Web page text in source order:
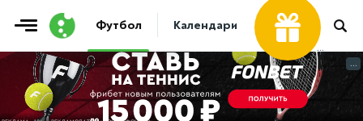
Футбол Календари Таблицы Матчи
...
...